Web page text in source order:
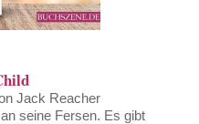
Jack Reacher
seine Fersen. Es gibt